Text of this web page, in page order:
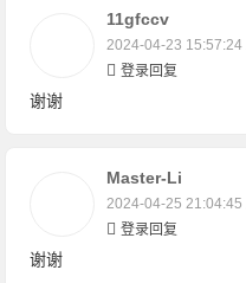
11gfccv
2024-04-23 15:57:24
登录回复
谢谢
Master-Li
2024-04-25 21:04:45
登录回复
谢谢